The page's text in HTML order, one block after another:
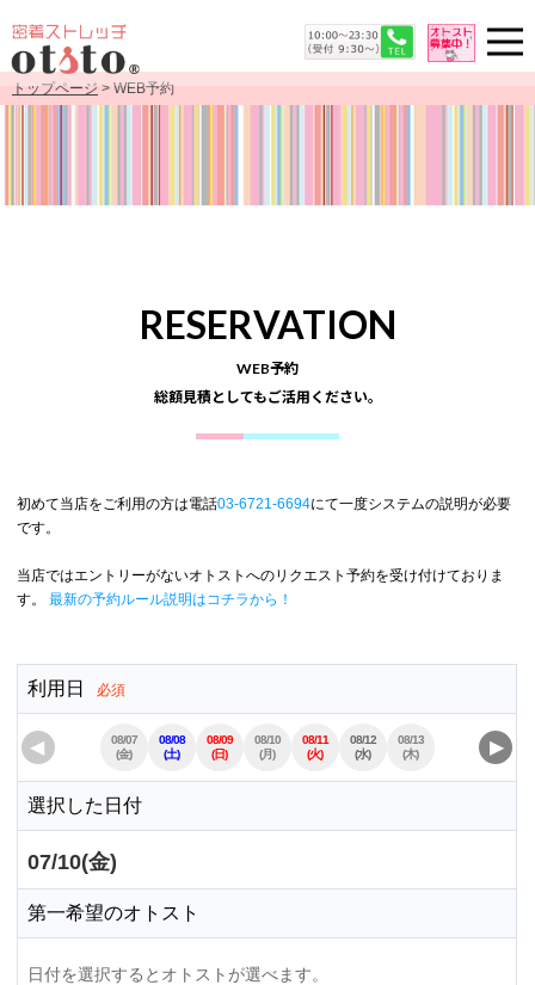
トップページ > WEB予約
RESERVATION
WEB予約
総額見積としてもご活用ください。
初めて当店をご利用の方は電話03-6721-6694にて一度システムの説明が必要
です。
当店ではエントリーがないオトストへのリクエスト予約を受け付けておりま
す。
最新の予約ルール説明はコチラから！
利用日 必須
◀
08/07
(金)
08/08
(土)
08/09
(日)
08/10
(月)
08/11
(火)
08/12
(水)
08/13
(木)
08/15
(土)
▶
選択した日付
07/10(金)
第一希望のオトスト
日付を選択するとオトストが選べます。